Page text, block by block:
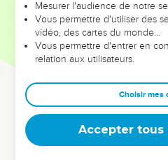
personnels pour l’avancement
Laodicée (1.24 à 2.5). Puis il
l’œuvre du Christ (2.6-19) :
trouve la « plénitude » que les
Dans la deuxième partie de sa
conséquences pratiques :
Mesurer l'audience de notre
Vous permettre d'utiliser des
vidéo, des cartes du monde…
Vous permettre d'entrer en
relation aux utilisateurs.
Choisir mes
Accepter tous